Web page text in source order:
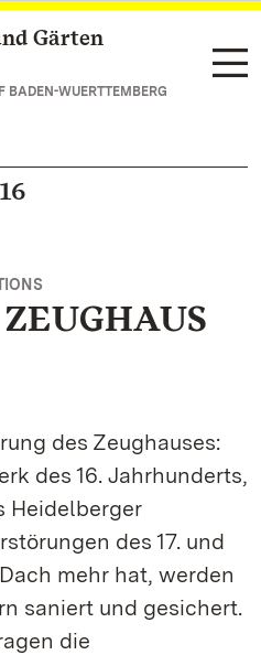
Gärten
BADEN-WUERTTEMBERG
des Zeughauses:
des 16. Jahrhunderts,
Heidelberger
des 17. und
mehr hat, werden
saniert und gesichert.
die